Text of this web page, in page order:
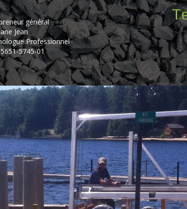
général
Jean
Professionnel
5745-01